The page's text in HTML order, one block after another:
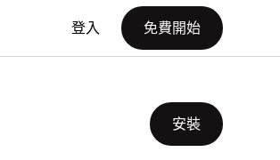
登入 免費開始
安裝